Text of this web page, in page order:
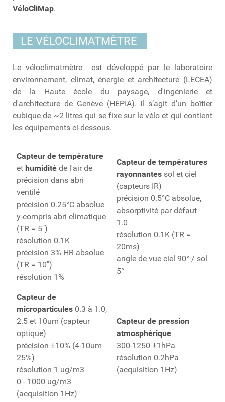
VéloCliMap.
LE VÉLOCLIMATMÈTRE
Le véloclimatmètre est développé par le laboratoire
environnement, climat, énergie et architecture (LECEA)
de la Haute école du paysage, d'ingénierie et
d'architecture de Genève (HEPIA). Il s’agit d’un boîtier
cubique de ~2 litres qui se fixe sur le vélo et qui contient
les équipements ci-dessous.
Capteur de température
et humidité de l'air de
précision dans abri
ventilé
précision 0.25°C absolue
y-compris abri climatique
(TR = 5")
résolution 0.1K
précision 3% HR absolue
(TR = 10")
résolution 1%
Capteur de températures
rayonnantes sol et ciel
(capteurs IR)
précision 0.5°C absolue,
absorptivité par défaut
1.0
résolution 0.1K (TR =
20ms)
angle de vue ciel 90° / sol
5°
Capteur de
microparticules 0.3 à 1.0,
2.5 et 10um (capteur
optique)
précision ±10% (4-10um
25%)
résolution 1 ug/m3
0 - 1000 ug/m3
(acquisition 1Hz)
Capteur de pression
atmosphérique
300-1250 ±1hPa
résolution 0.2hPa
(acquisition 1Hz)